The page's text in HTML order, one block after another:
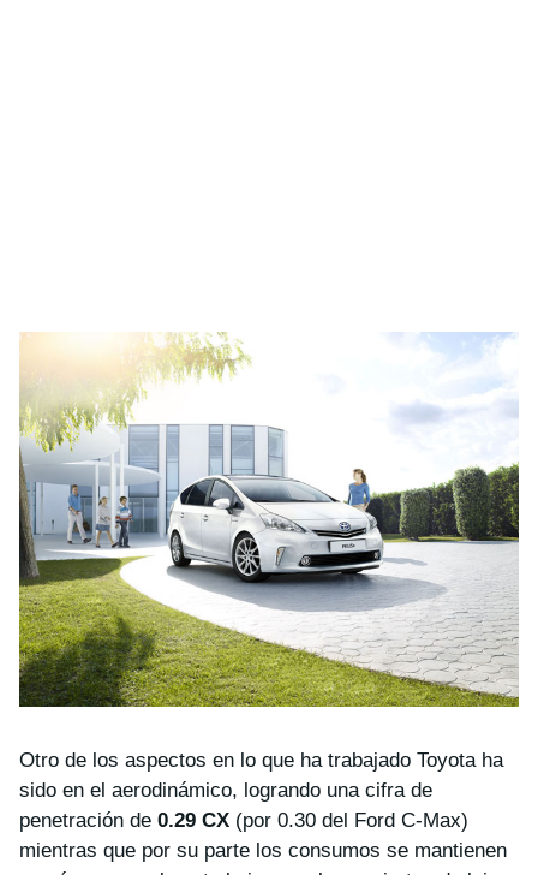
Otro de los aspectos en lo que ha trabajado Toyota ha
sido en el aerodinámico, logrando una cifra de
penetración de 0.29 CX (por 0.30 del Ford C-Max)
mientras que por su parte los consumos se mantienen